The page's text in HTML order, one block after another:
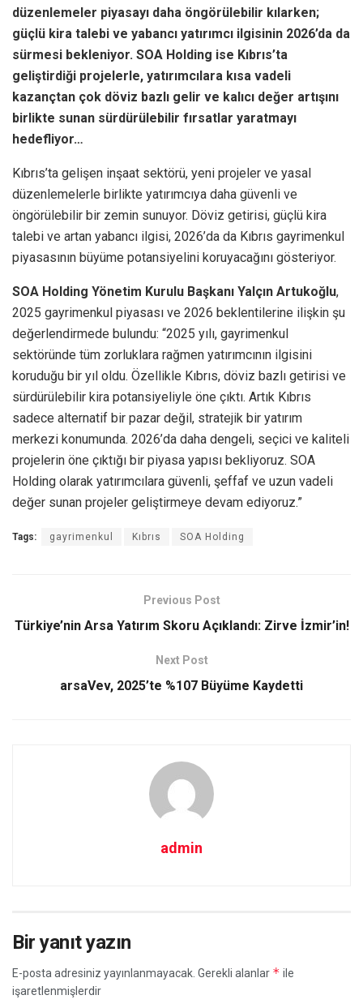
düzenlemeler piyasayı daha öngörülebilir kılarken;
güçlü kira talebi ve yabancı yatırımcı ilgisinin 2026’da da
sürmesi bekleniyor. SOA Holding ise Kıbrıs’ta
geliştirdiği projelerle, yatırımcılara kısa vadeli
kazançtan çok döviz bazlı gelir ve kalıcı değer artışını
birlikte sunan sürdürülebilir fırsatlar yaratmayı
hedefliyor…
Kıbrıs’ta gelişen inşaat sektörü, yeni projeler ve yasal
düzenlemelerle birlikte yatırımcıya daha güvenli ve
öngörülebilir bir zemin sunuyor. Döviz getirisi, güçlü kira
talebi ve artan yabancı ilgisi, 2026’da da Kıbrıs gayrimenkul
piyasasının büyüme potansiyelini koruyacağını gösteriyor.
SOA Holding Yönetim Kurulu Başkanı Yalçın Artukoğlu,
2025 gayrimenkul piyasası ve 2026 beklentilerine ilişkin şu
değerlendirmede bulundu: “2025 yılı, gayrimenkul
sektöründe tüm zorluklara rağmen yatırımcının ilgisini
koruduğu bir yıl oldu. Özellikle Kıbrıs, döviz bazlı getirisi ve
sürdürülebilir kira potansiyeliyle öne çıktı. Artık Kıbrıs
sadece alternatif bir pazar değil, stratejik bir yatırım
merkezi konumunda. 2026’da daha dengeli, seçici ve kaliteli
projelerin öne çıktığı bir piyasa yapısı bekliyoruz. SOA
Holding olarak yatırımcılara güvenli, şeffaf ve uzun vadeli
değer sunan projeler geliştirmeye devam ediyoruz.”
Tags: gayrimenkul Kıbrıs SOA Holding
Previous Post
Türkiye’nin Arsa Yatırım Skoru Açıklandı: Zirve İzmir’in!
Next Post
arsaVev, 2025’te %107 Büyüme Kaydetti
admin
Bir yanıt yazın
E-posta adresiniz yayınlanmayacak. Gerekli alanlar * ile
işaretlenmişlerdir